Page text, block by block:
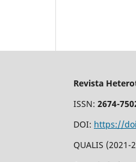
Revista
ISSN: 2674-
DOI: https://
QUALIS (2021-